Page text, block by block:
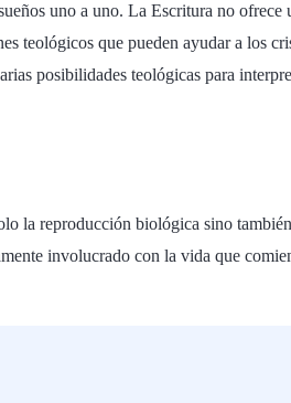
uno a uno. La Escritura no
que pueden ayudar a los
posibilidades teológicas para
la reproducción biológica sino
involucrado con la vida que